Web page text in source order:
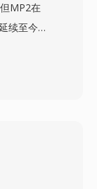
MP2在
续至今。
32个子
优先格